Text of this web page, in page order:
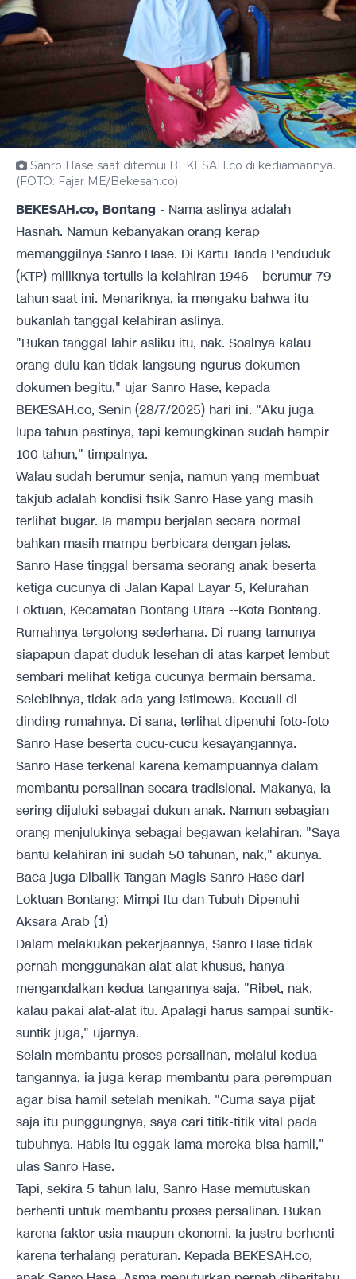
Sanro Hase saat ditemui BEKESAH.co di kediamannya.
(FOTO: Fajar ME/Bekesah.co)
BEKESAH.co, Bontang - Nama aslinya adalah
Hasnah. Namun kebanyakan orang kerap
memanggilnya Sanro Hase. Di Kartu Tanda Penduduk
(KTP) miliknya tertulis ia kelahiran 1946 --berumur 79
tahun saat ini. Menariknya, ia mengaku bahwa itu
bukanlah tanggal kelahiran aslinya.
"Bukan tanggal lahir asliku itu, nak. Soalnya kalau
orang dulu kan tidak langsung ngurus dokumen-
dokumen begitu," ujar Sanro Hase, kepada
BEKESAH.co, Senin (28/7/2025) hari ini. "Aku juga
lupa tahun pastinya, tapi kemungkinan sudah hampir
100 tahun," timpalnya.
Walau sudah berumur senja, namun yang membuat
takjub adalah kondisi fisik Sanro Hase yang masih
terlihat bugar. Ia mampu berjalan secara normal
bahkan masih mampu berbicara dengan jelas.
Sanro Hase tinggal bersama seorang anak beserta
ketiga cucunya di Jalan Kapal Layar 5, Kelurahan
Loktuan, Kecamatan Bontang Utara --Kota Bontang.
Rumahnya tergolong sederhana. Di ruang tamunya
siapapun dapat duduk lesehan di atas karpet lembut
sembari melihat ketiga cucunya bermain bersama.
Selebihnya, tidak ada yang istimewa. Kecuali di
dinding rumahnya. Di sana, terlihat dipenuhi foto-foto
Sanro Hase beserta cucu-cucu kesayangannya.
Sanro Hase terkenal karena kemampuannya dalam
membantu persalinan secara tradisional. Makanya, ia
sering dijuluki sebagai dukun anak. Namun sebagian
orang menjulukinya sebagai begawan kelahiran. "Saya
bantu kelahiran ini sudah 50 tahunan, nak," akunya.
Baca juga Dibalik Tangan Magis Sanro Hase dari
Loktuan Bontang: Mimpi Itu dan Tubuh Dipenuhi
Aksara Arab (1)
Dalam melakukan pekerjaannya, Sanro Hase tidak
pernah menggunakan alat-alat khusus, hanya
mengandalkan kedua tangannya saja. "Ribet, nak,
kalau pakai alat-alat itu. Apalagi harus sampai suntik-
suntik juga," ujarnya.
Selain membantu proses persalinan, melalui kedua
tangannya, ia juga kerap membantu para perempuan
agar bisa hamil setelah menikah. "Cuma saya pijat
saja itu punggungnya, saya cari titik-titik vital pada
tubuhnya. Habis itu eggak lama mereka bisa hamil,"
ulas Sanro Hase.
Tapi, sekira 5 tahun lalu, Sanro Hase memutuskan
berhenti untuk membantu proses persalinan. Bukan
karena faktor usia maupun ekonomi. Ia justru berhenti
karena terhalang peraturan. Kepada BEKESAH.co,